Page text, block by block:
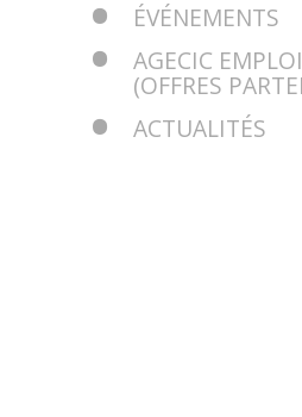
ÉVÉNEMENTS
AGECIC EMPLOI
(OFFRES
ACTUALITÉS